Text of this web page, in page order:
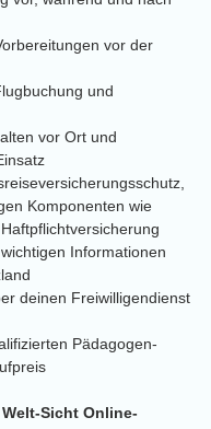
vor der
und
vor Ort und
Komponenten wie
Informationen
deinen Freiwilligendienst
Pädagogen-
Sicht Online-